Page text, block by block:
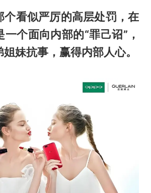
个看似严厉的高层处罚，在
个面向内部的“罪己诏”，
妹抗事，赢得内部人心。